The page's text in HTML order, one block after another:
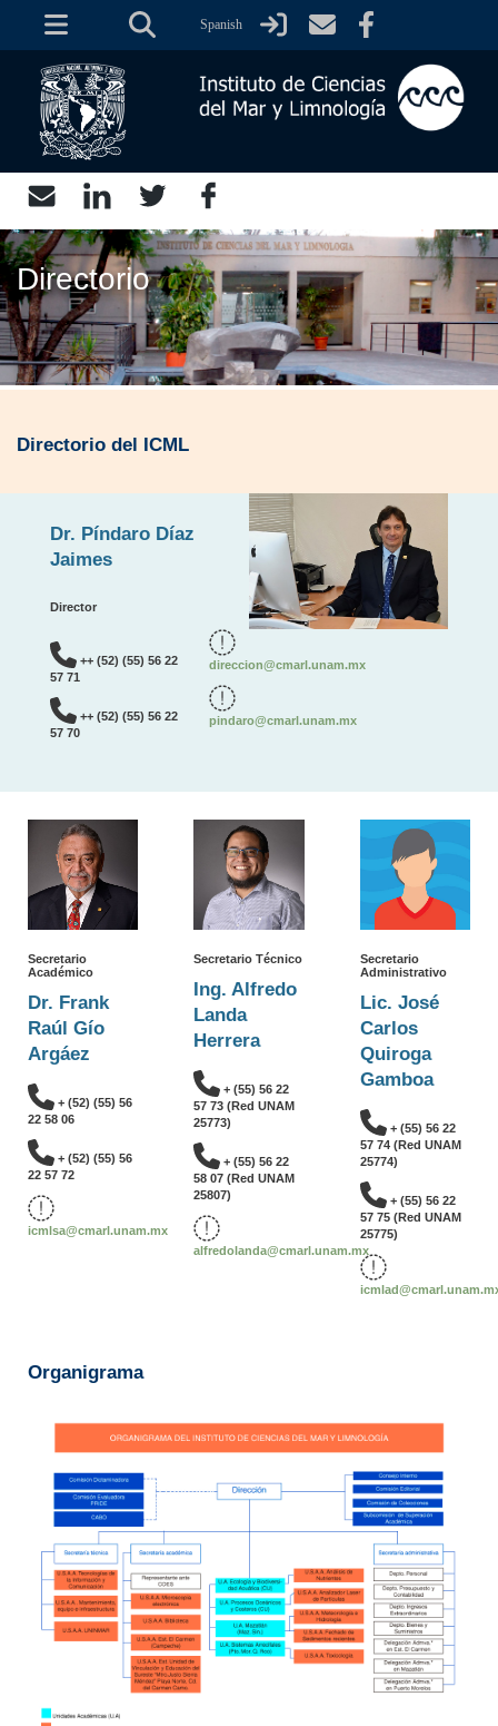
Spanish
Directorio
Directorio del ICML
Dr. Píndaro Díaz
Jaimes
Director
++ (52) (55) 56 22
57 71
++ (52) (55) 56 22
57 70
direccion@cmarl.unam.mx
pindaro@cmarl.unam.mx
Secretario
Académico
Dr. Frank
Raúl Gío
Argáez
+ (52) (55) 56
22 58 06
+ (52) (55) 56
22 57 72
icmlsa@cmarl.unam.mx
Secretario Técnico
Ing. Alfredo
Landa
Herrera
+ (55) 56 22
57 73 (Red UNAM
25773)
+ (55) 56 22
58 07 (Red UNAM
25807)
alfredolanda@cmarl.unam.mx
Secretario
Administrativo
Lic. José
Carlos
Quiroga
Gamboa
+ (55) 56 22
57 74 (Red UNAM
25774)
+ (55) 56 22
57 75 (Red UNAM
25775)
Organigrama